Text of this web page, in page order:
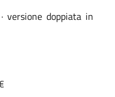
doppiata in